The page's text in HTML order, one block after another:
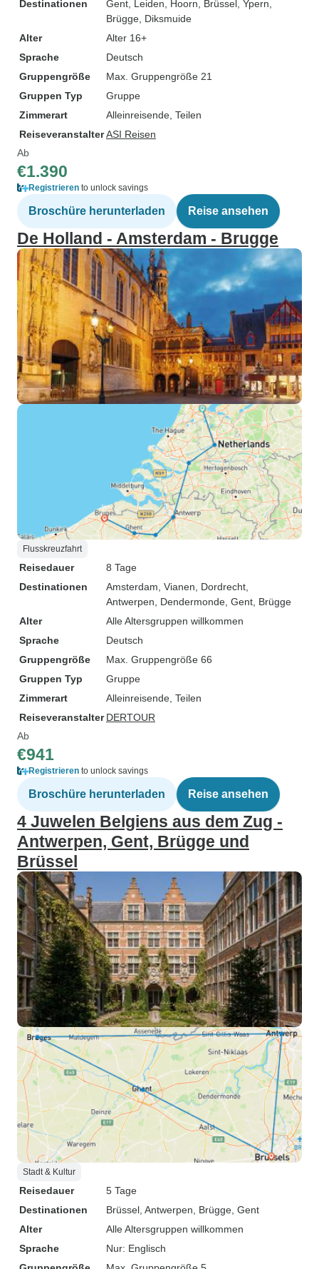
Destinationen Gent , Leiden , Hoorn , Brüssel , Ypern
Brügge , Diksmuide
Alter
Alter 16+
Sprache
Deutsch
Gruppengröße
Max. Gruppengröße 21
Gruppen Typ
Gruppe
Zimmerart
Alleinreisende, Teilen
ReiseveranstalterASI Reisen
Ab
€1.390
Registrieren to unlock savings
Broschüre herunterladen Reise ansehen
De Holland - Amsterdam - Brugge
Flusskreuzfahrt
Reisedauer
8 Tage
Destinationen
Amsterdam , Vianen , Dordrecht
Antwerpen , Dendermonde , Gent , Brügge
Alter
Alle Altersgruppen willkommen
Sprache
Deutsch
Gruppengröße
Max. Gruppengröße 66
Gruppen Typ
Gruppe
Zimmerart
Alleinreisende, Teilen
Reiseveranstalter DERTOUR
Ab
€941
Registrieren to unlock savings
Broschüre herunterladen Reise ansehen
4 Juwelen Belgiens aus dem Zug -
Antwerpen, Gent, Brügge und
Brüssel
Stadt & Kultur
Reisedauer
5 Tage
Destinationen
Brüssel , Antwerpen , Brügge , Gent
Alter
Alle Altersgruppen willkommen
Sprache
Nur: Englisch